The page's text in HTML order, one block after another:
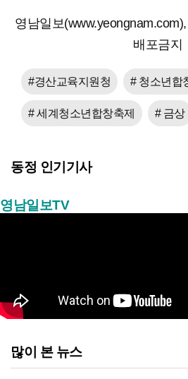
영남일보
배포금지
#경산교육지원청 # 청소년합
# 세계청소년합창축제 # 금상
동정 인기기사
영남일보TV
많이 본 뉴스